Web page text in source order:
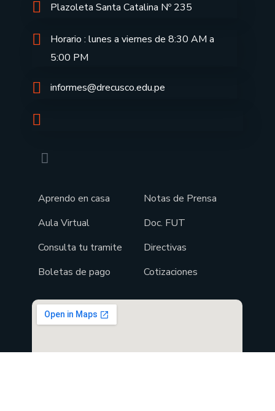
Plazoleta Santa Catalina Nº 235
Horario : lunes a viernes de 8:30 AM a
5:00 PM
informes@drecusco.edu.pe
Aprendo en casa
Aula Virtual
Consulta tu tramite
Boletas de pago
Notas de Prensa
Doc. FUT
Directivas
Cotizaciones